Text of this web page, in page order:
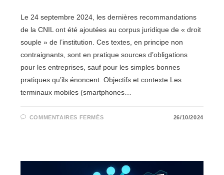
Le 24 septembre 2024, les dernières recommandations
de la CNIL ont été ajoutées au corpus juridique de « droit
souple » de l’institution. Ces textes, en principe non
contraignants, sont en pratique sources d’obligations
pour les entreprises, sauf pour les simples bonnes
pratiques qu’ils énoncent. Objectifs et contexte Les
terminaux mobiles (smartphones…
COMMENTAIRES FERMÉSSUR
APPLICATIONS
MOBILES
26/10/2024